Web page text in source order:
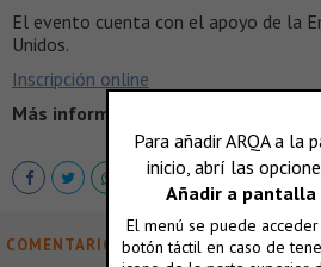
El evento cuenta con el apoyo de la
Unidos.
Inscripción online
Más información >
COMENTARIOS